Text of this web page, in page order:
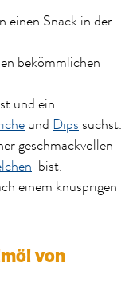
einen Snack in der
bekömmlichen
und ein
und Dips suchst.
geschmackvollen
bist.
einem knusprigen
von